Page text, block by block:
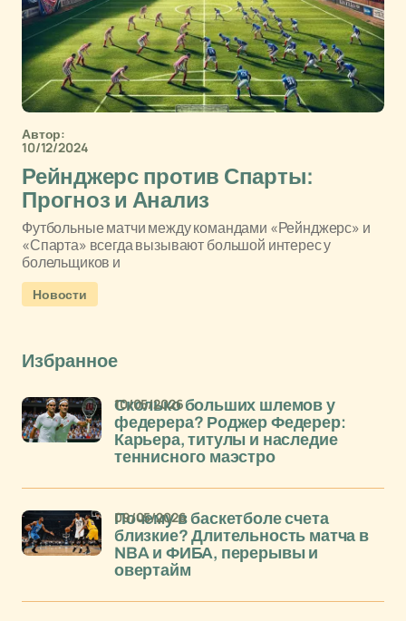
Автор:
10/12/2024
Рейнджерс против Спарты:
Прогноз и Анализ
Футбольные матчи между командами «Рейнджерс» и
«Спарта» всегда вызывают большой интерес у
болельщиков и
Новости
Избранное
Сколько больших шлемов у
федерера? Роджер Федерер:
Карьера, титулы и наследие
теннисного маэстро
10/05/2026
Почему в баскетболе счета
близкие? Длительность матча в
NBA и ФИБА, перерывы и
овертайм
09/05/2026